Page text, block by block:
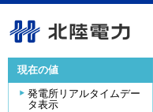
現在の値
発電所リアルタイムデー
タ表示